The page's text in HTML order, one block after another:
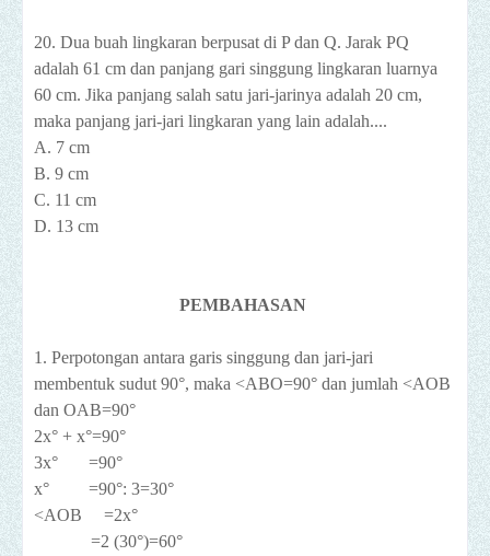
20. Dua buah lingkaran berpusat di P dan Q. Jarak PQ
adalah 61 cm dan panjang gari singgung lingkaran luarnya
60 cm. Jika panjang salah satu jari-jarinya adalah 20 cm,
maka panjang jari-jari lingkaran yang lain adalah....
A. 7 cm
B. 9 cm
C. 11 cm
D. 13 cm
PEMBAHASAN
1. Perpotongan antara garis singgung dan jari-jari
membentuk sudut 90°, maka <ABO=90° dan jumlah <AOB
dan OAB=90°
2x° + x°=90°
3x° =90°
x° =90°: 3=30°
<AOB =2x°
=2 (30°)=60°